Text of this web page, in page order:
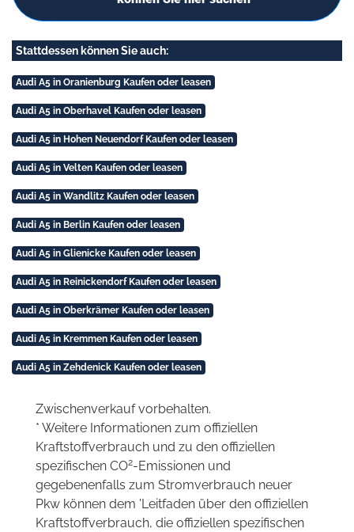
Stattdessen können Sie auch:
Audi A5 in Oranienburg Kaufen oder leasen
Audi A5 in Oberhavel Kaufen oder leasen
Audi A5 in Hohen Neuendorf Kaufen oder leasen
Audi A5 in Velten Kaufen oder leasen
Audi A5 in Wandlitz Kaufen oder leasen
Audi A5 in Berlin Kaufen oder leasen
Audi A5 in Glienicke Kaufen oder leasen
Audi A5 in Reinickendorf Kaufen oder leasen
Audi A5 in Oberkrämer Kaufen oder leasen
Audi A5 in Kremmen Kaufen oder leasen
Audi A5 in Zehdenick Kaufen oder leasen
Zwischenverkauf vorbehalten.
* Weitere Informationen zum offiziellen
Kraftstoffverbrauch und zu den offiziellen
spezifischen CO2-Emissionen und
gegebenenfalls zum Stromverbrauch neuer
Pkw können dem 'Leitfaden über den offiziellen
Kraftstoffverbrauch, die offiziellen spezifischen